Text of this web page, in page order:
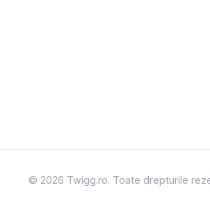
© 2026 Twigg.ro. Toate drepturile